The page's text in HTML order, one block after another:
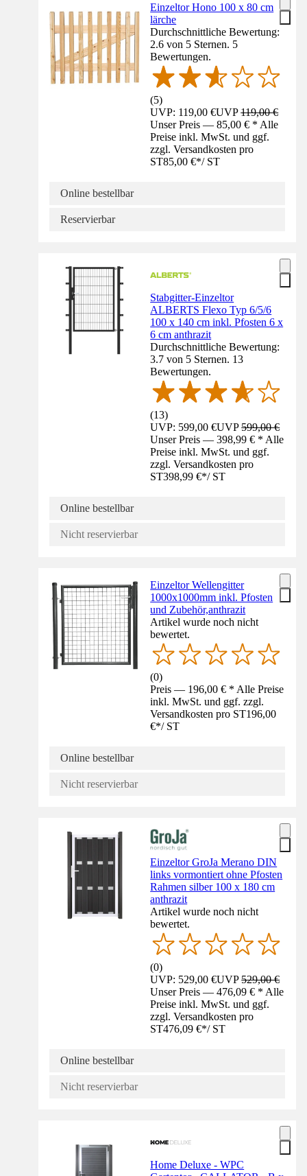
Einzeltor Hono 100 x 80 cm
lärche
Durchschnittliche Bewertung:
2.6 von 5 Sternen. 5
Bewertungen.
(5)
UVP: 119,00 €UVP119,00 €
Unser Preis — 85,00 € * Alle
Preise inkl. MwSt. und ggf.
zzgl. Versandkosten pro
ST85,00 €*/ ST
Online bestellbar
Reservierbar
Stabgitter-Einzeltor
ALBERTS Flexo Typ 6/5/6
100 x 140 cm inkl. Pfosten 6 x
6 cm anthrazit
Durchschnittliche Bewertung:
3.7 von 5 Sternen. 13
Bewertungen.
(13)
UVP: 599,00 €UVP599,00 €
Unser Preis — 398,99 € * Alle
Preise inkl. MwSt. und ggf.
zzgl. Versandkosten pro
ST398,99 €*/ ST
Online bestellbar
Nicht reservierbar
Einzeltor Wellengitter
1000x1000mm inkl. Pfosten
und Zubehör,anthrazit
Artikel wurde noch nicht
bewertet.
(0)
Preis — 196,00 € * Alle Preise
inkl. MwSt. und ggf. zzgl.
Versandkosten pro ST196,00
€*/ ST
Online bestellbar
Nicht reservierbar
Einzeltor GroJa Merano DIN
links vormontiert ohne Pfosten
Rahmen silber 100 x 180 cm
anthrazit
Artikel wurde noch nicht
bewertet.
(0)
UVP: 529,00 €UVP529,00 €
Unser Preis — 476,09 € * Alle
Preise inkl. MwSt. und ggf.
zzgl. Versandkosten pro
ST476,09 €*/ ST
Online bestellbar
Nicht reservierbar
Home Deluxe - WPC